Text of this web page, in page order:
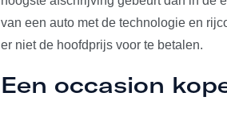
van een auto met de technologie en
er niet de hoofdprijs voor te betalen.
Een occasion